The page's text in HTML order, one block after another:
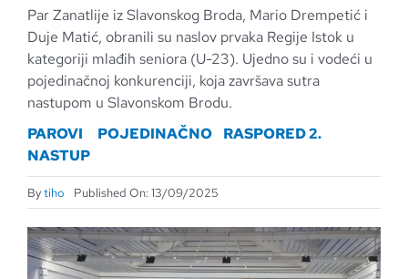
Par Zanatlije iz Slavonskog Broda, Mario Drempetić i
Duje Matić, obranili su naslov prvaka Regije Istok u
kategoriji mlađih seniora (U-23). Ujedno su i vodeći u
pojedinačnoj konkurenciji, koja završava sutra
nastupom u Slavonskom Brodu.
PAROVI
POJEDINAČNO
RASPORED 2.
NASTUP
Bytiho Published On: 13/09/2025